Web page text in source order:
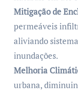
Mitigação de
permeáveis
aliviando
inundações.
Melhoria
urbana,